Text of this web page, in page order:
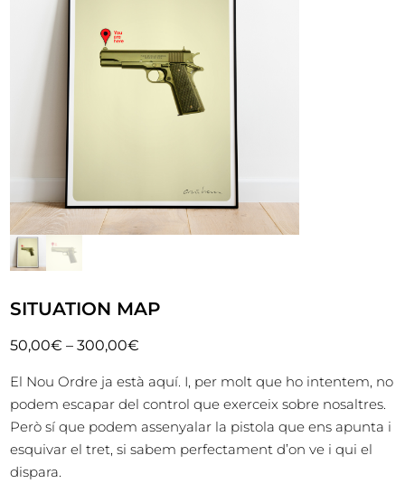
SITUATION MAP
50,00€ – 300,00€
El Nou Ordre ja està aquí. I, per molt que ho intentem, no
podem escapar del control que exerceix sobre nosaltres.
Però sí que podem assenyalar la pistola que ens apunta i
esquivar el tret, si sabem perfectament d’on ve i qui el
dispara.